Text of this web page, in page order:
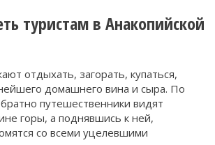
туристам в Анакопийской
отдыхать, загорать, купаться,
домашнего вина и сыра. По
путешественники видят
горы, а поднявшись к ней,
со всеми уцелевшими